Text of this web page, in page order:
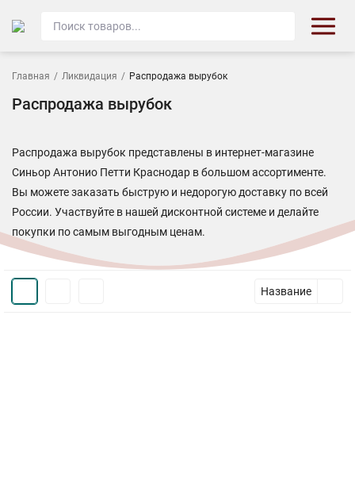
Главная / Ликвидация / Распродажа вырубок
Распродажа вырубок
Распродажа вырубок представлены в интернет-магазине
Синьор Антонио Петти Краснодар в большом ассортименте.
Вы можете заказать быструю и недорогую доставку по всей
России. Участвуйте в нашей дисконтной системе и делайте
покупки по самым выгодным ценам.
Название